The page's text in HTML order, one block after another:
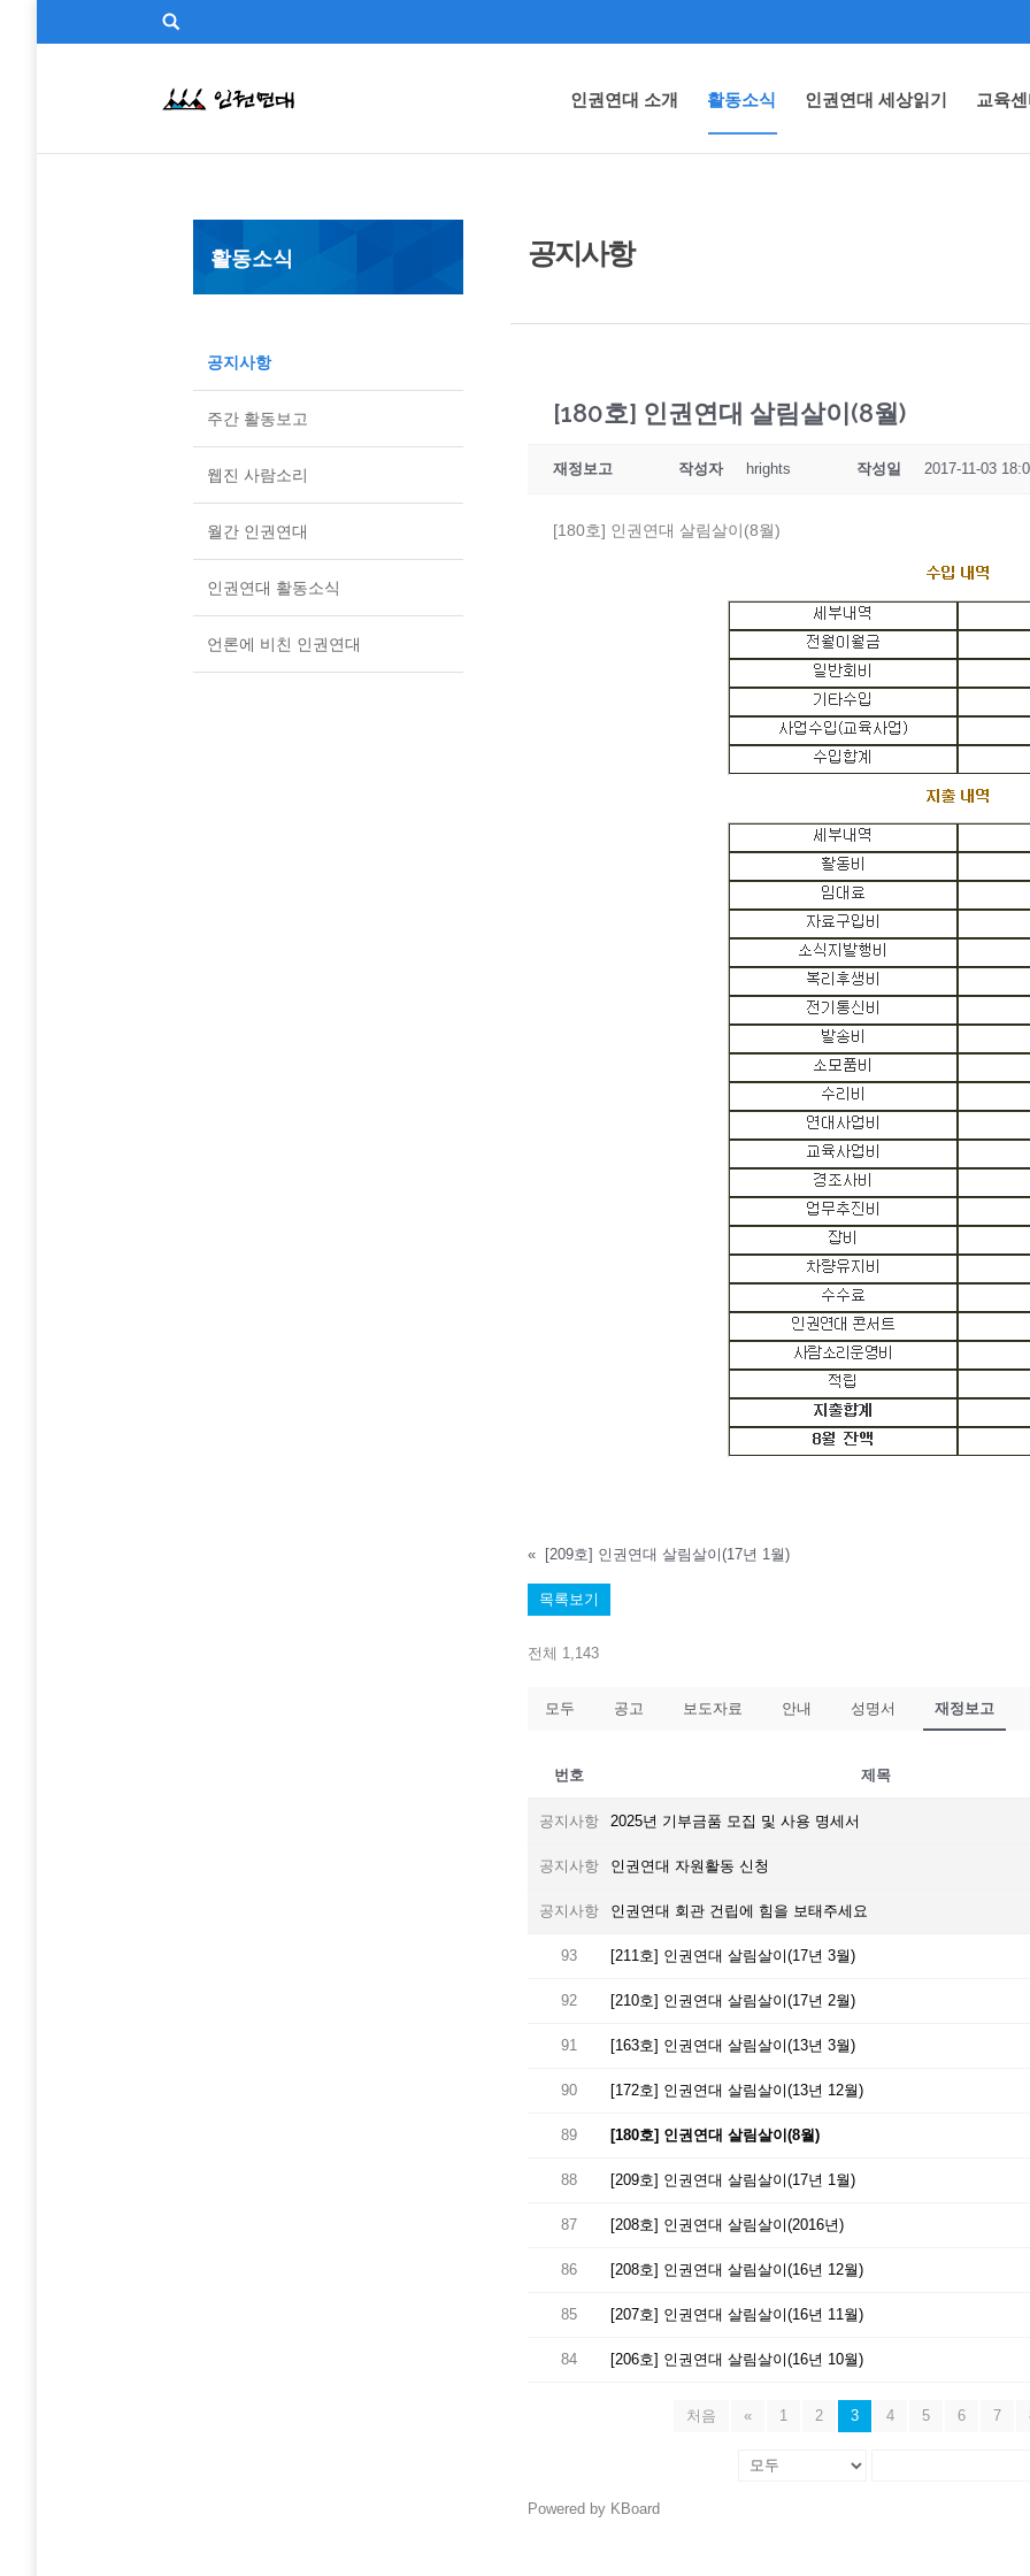
인권연대 소개 활동소식 인권연대 세상읽기 교육
활동소식
공지사항
주간 활동보고
웹진 사람소리
월간 인권연대
인권연대 활동소식
언론에 비친 인권연대
공지사항
[180호] 인권연대 살림살이(8월)
재정보고 작성자 hrights 작성일 2017-11-03
[180호] 인권연대 살림살이(8월)
« [209호] 인권연대 살림살이(17년 1월)
목록보기
전체 1,143
모두 공고 보도자료 안내 성명서 재정보고
번호 제목
공지사항 2025년 기부금품 모집 및 사용 명세서
공지사항 인권연대 자원활동 신청
공지사항 인권연대 회관 건립에 힘을 보태주세요
93 [211호] 인권연대 살림살이(17년 3월)
92 [210호] 인권연대 살림살이(17년 2월)
91 [163호] 인권연대 살림살이(13년 3월)
90 [172호] 인권연대 살림살이(13년 12월)
89 [180호] 인권연대 살림살이(8월)
88 [209호] 인권연대 살림살이(17년 1월)
87 [208호] 인권연대 살림살이(2016년)
86 [208호] 인권연대 살림살이(16년 12월)
85 [207호] 인권연대 살림살이(16년 11월)
84 [206호] 인권연대 살림살이(16년 10월)
처음 « 1 2 3 4 5 6 7
Powered by KBoard